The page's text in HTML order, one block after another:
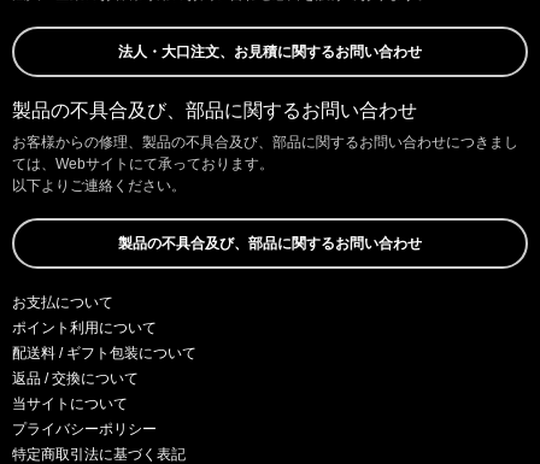
法人・大口注文、お見積に関するお問い合わせ
製品の不具合及び、部品に関するお問い合わせ
お客様からの修理、製品の不具合及び、部品に関するお問い合わせにつきまし
ては、Webサイトにて承っております。
以下よりご連絡ください。
製品の不具合及び、部品に関するお問い合わせ
お支払について
ポイント利用について
配送料 / ギフト包装について
返品 / 交換について
当サイトについて
プライバシーポリシー
特定商取引法に基づく表記